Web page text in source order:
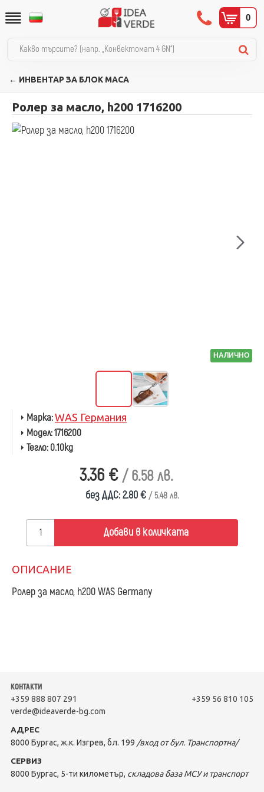
0
← ИНВЕНТАР ЗА БЛОК МАСА
Ролер за масло, h200 1716200
НАЛИЧНО
3.36 € / 6.58 лв.
без ДДС: 2.80 € / 5.48 лв.
Марка:WAS Германия
Модел:1716200
Тегло:0.10kg
Добави в количката
ОПИСАНИЕ
Ролер за масло, h200 WAS Germany
КОНТАКТИ
+359 888 807 291
+359 56 810 105
verde@ideaverde-bg.com
АДРЕС
8000 Бургас, ж.к. Изгрев, бл. 199 /вход от бул. Транспортна/
СЕРВИЗ
8000 Бургас, 5-ти километър, складова база МСУ и транспорт